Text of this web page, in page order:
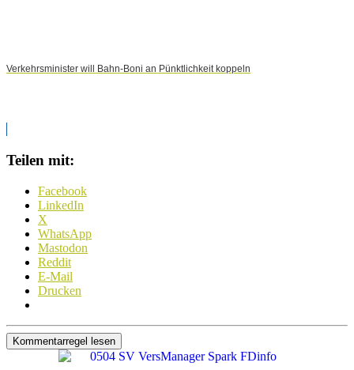
Verkehrsminister will Bahn-Boni an Pünktlichkeit koppeln
Teilen mit:
Facebook
LinkedIn
X
WhatsApp
Mastodon
Reddit
E-Mail
Drucken
Kommentarregel lesen